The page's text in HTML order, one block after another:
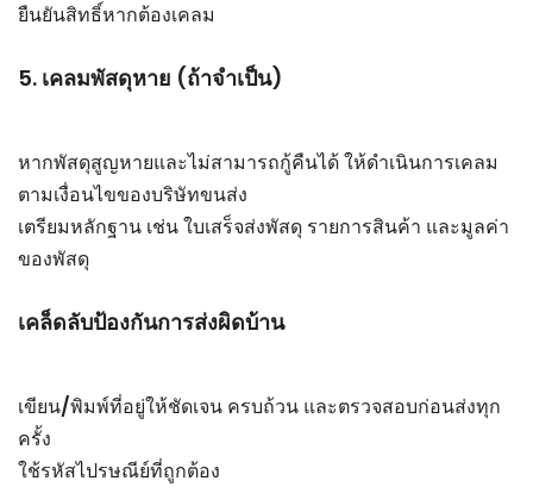
ยืนยันสิทธิ์หากต้องเคลม
5. เคลมพัสดุหาย (ถ้าจำเป็น)
หากพัสดุสูญหายและไม่สามารถกู้คืนได้ ให้ดำเนินการเคลม
ตามเงื่อนไขของบริษัทขนส่ง
เตรียมหลักฐาน เช่น ใบเสร็จส่งพัสดุ รายการสินค้า และมูลค่า
ของพัสดุ
เคล็ดลับป้องกันการส่งผิดบ้าน
เขียน/พิมพ์ที่อยู่ให้ชัดเจน ครบถ้วน และตรวจสอบก่อนส่งทุก
ครั้ง
ใช้รหัสไปรษณีย์ที่ถูกต้อง